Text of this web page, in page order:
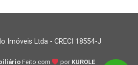
Imóveis Ltda - CRECI 18554-J
Feito com por KUROLE